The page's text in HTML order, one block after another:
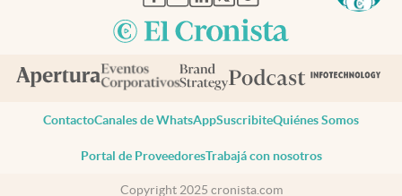
ContactoCanales de WhatsAppSuscribiteQuiénes Somos
Portal de ProveedoresTrabajá con nosotros
Copyright 2025 cronista.com